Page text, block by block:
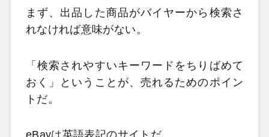
まず、出品した商品がバイヤーから検索さ
れなければ意味がない。
「検索されやすいキーワードをちりばめて
おく」ということが、売れるためのポイン
トだ。